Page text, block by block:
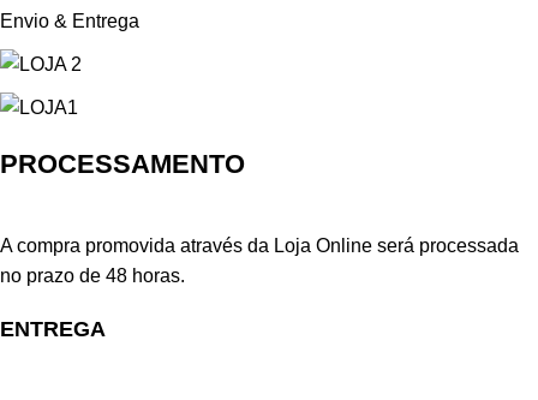
Envio & Entrega
PROCESSAMENTO
A compra promovida através da Loja Online será processada
no prazo de 48 horas.
ENTREGA